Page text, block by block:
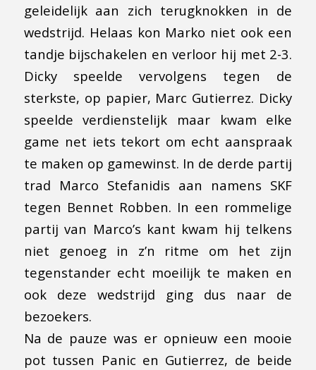
geleidelijk aan zich terugknokken in de
wedstrijd. Helaas kon Marko niet ook een
tandje bijschakelen en verloor hij met 2-3.
Dicky speelde vervolgens tegen de
sterkste, op papier, Marc Gutierrez. Dicky
speelde verdienstelijk maar kwam elke
game net iets tekort om echt aanspraak
te maken op gamewinst. In de derde partij
trad Marco Stefanidis aan namens SKF
tegen Bennet Robben. In een rommelige
partij van Marco’s kant kwam hij telkens
niet genoeg in z’n ritme om het zijn
tegenstander echt moeilijk te maken en
ook deze wedstrijd ging dus naar de
bezoekers.
Na de pauze was er opnieuw een mooie
pot tussen Panic en Gutierrez, de beide